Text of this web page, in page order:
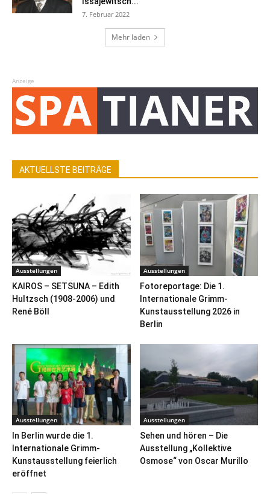
7. Februar 2022
Mehr laden
Anzeige
AKTUELLSTE BEITRÄGE
Ausstellungen
KAIROS – SETSUNA – Edith
Hultzsch (1908-2006) und
René Böll
Ausstellungen
Fotoreportage: Die 1.
Internationale Grimm-
Kunstausstellung 2026 in
Berlin
Ausstellungen
In Berlin wurde die 1.
Internationale Grimm-
Kunstausstellung feierlich
eröffnet
Ausstellungen
Sehen und hören – Die
Ausstellung „Kollektive
Osmose“ von Oscar Murillo